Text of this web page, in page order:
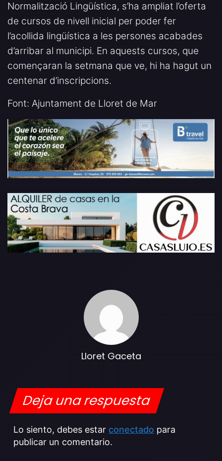
Normalització Lingüística, s’ha ampliat l’oferta
de cursos de nivell inicial per poder fer
l’acollida lingüística a les persones acabades
d’arribar al municipi. En aquests cursos, que
començaran la setmana que ve, hi ha hagut un
centenar d’inscripcions.
Font: Ajuntament de Lloret de Mar
Lloret Gaceta
Deja una respuesta
Lo siento, debes estar conectado para
publicar un comentario.